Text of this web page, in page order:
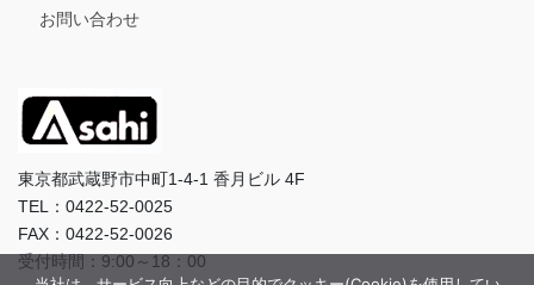
お問い合わせ
東京都武蔵野市中町1-4-1 香月ビル 4F
TEL：0422-52-0025
FAX：0422-52-0026
受付時間：9:00～18：00